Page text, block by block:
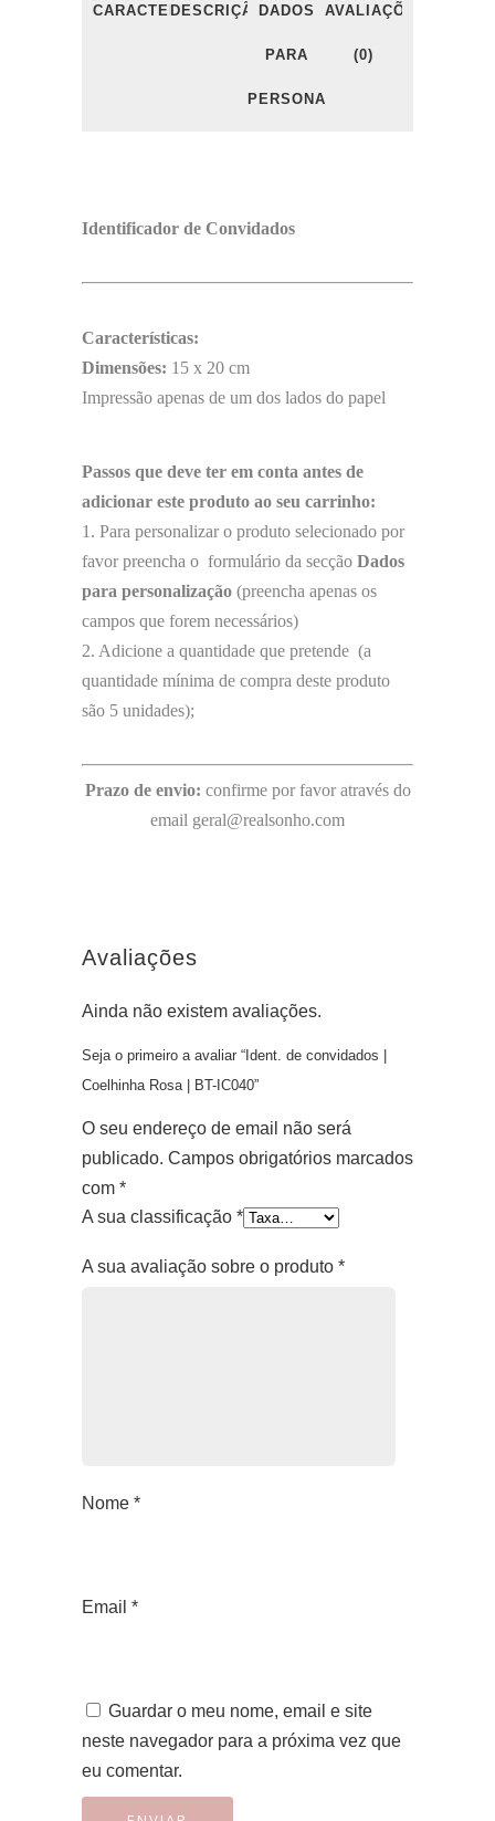
CARACTERÍSTICAS
DESCRIÇÃODADOS
PARA
PERSONALIZAÇÃO
AVALIAÇÕES
(0)
Identificador de Convidados
Características:
Dimensões: 15 x 20 cm
Impressão apenas de um dos lados do papel
Passos que deve ter em conta antes de
adicionar este produto ao seu carrinho:
1. Para personalizar o produto selecionado por
favor preencha o formulário da secção Dados
para personalização (preencha apenas os
campos que forem necessários)
2. Adicione a quantidade que pretende (a
quantidade mínima de compra deste produto
são 5 unidades);
Prazo de envio: confirme por favor através do
email geral@realsonho.com
Avaliações
Ainda não existem avaliações.
Seja o primeiro a avaliar “Ident. de convidados |
Coelhinha Rosa | BT-IC040”
O seu endereço de email não será
publicado. Campos obrigatórios marcados
com *
A sua classificação *
A sua avaliação sobre o produto *
Nome *
Email *
Guardar o meu nome, email e site
neste navegador para a próxima vez que
eu comentar.